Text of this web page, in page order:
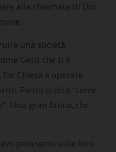
alla chiamata di Dio
una società
Gesù che si è
Chiesa è operare
Pietro ci dice “come
Una gran fatica, che
ponevano sulle loro